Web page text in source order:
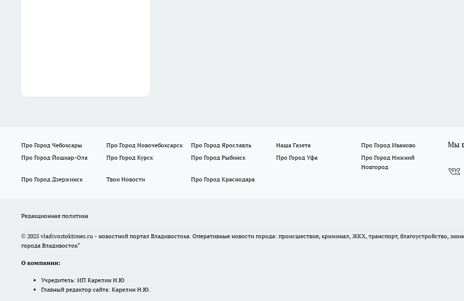
Про Город Чебоксары Про Город Новочебоксарск Про Город Ярославль Наша Газета
Про Город Иваново
Про Город Йошкар-Ола
Про Город Курск Про Город Рыбинск Про Город Уфа
Про Город Нижний
Новгород
Про Город Дзержинск
Твои Новости Про Город Краснодара
Мы
Редакционная политика
© 2025 vladivostoktimes.ru - новостной портал Владивостока. Оперативные новости города: происшествия, криминал, ЖКХ, транспорт, благоустройство,
города Владивосток"
О компании:
Учредитель: ИП Карелин Н.Ю
Главный редактор сайта: Карелин Н.Ю.